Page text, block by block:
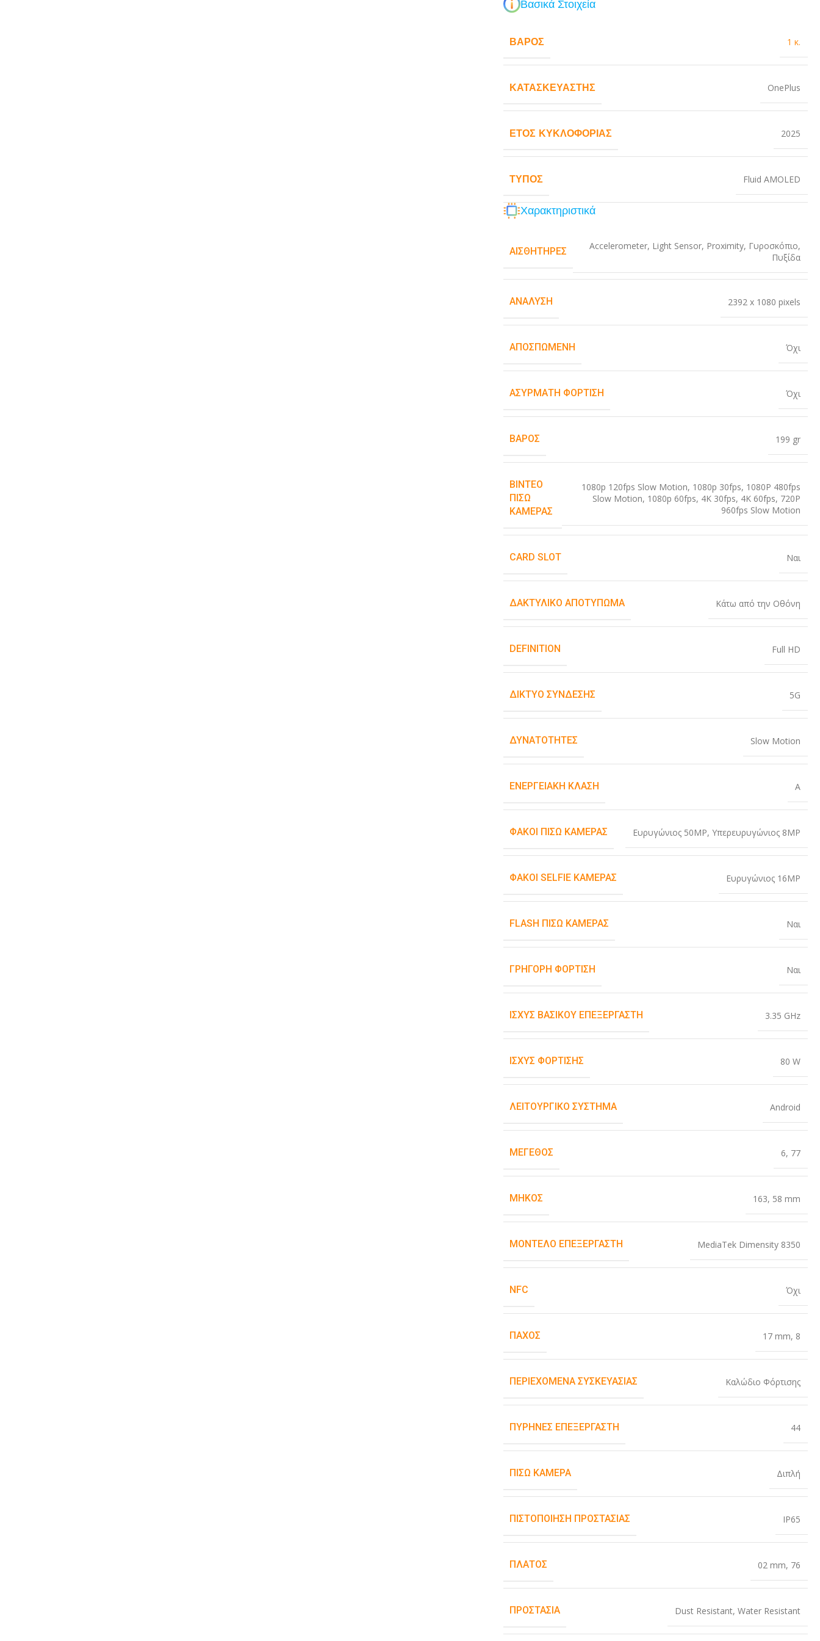
Βασικά Στοιχεία
ΒΆΡΟΣ 1 κ.
ΚΑΤΑΣΚΕΥΑΣΤΉΣ OnePlus
ΈΤΟΣ ΚΥΚΛΟΦΟΡΊΑΣ 2025
ΤΎΠΟΣ Fluid AMOLED
Χαρακτηριστικά
ΑΙΣΘΗΤΉΡΕΣ Accelerometer, Light Sensor, Proximity, Γυροσκόπιο,
Πυξίδα
ΑΝΆΛΥΣΗ 2392 x 1080 pixels
ΑΠΟΣΠΏΜΕΝΗ Όχι
ΑΣΎΡΜΑΤΗ ΦΌΡΤΙΣΗ Όχι
ΒΆΡΟΣ 199 gr
ΒΊΝΤΕΟ
ΠΊΣΩ
ΚΆΜΕΡΑΣ
1080p 120fps Slow Motion, 1080p 30fps, 1080P 480fps
Slow Motion, 1080p 60fps, 4K 30fps, 4K 60fps, 720P
960fps Slow Motion
CARD SLOT Ναι
ΔΑΚΤΥΛΙΚΌ ΑΠΟΤΎΠΩΜΑ Κάτω από την Οθόνη
DEFINITION Full HD
ΔΊΚΤΥΟ ΣΎΝΔΕΣΗΣ 5G
ΔΥΝΑΤΌΤΗΤΕΣ Slow Motion
ΕΝΕΡΓΕΙΑΚΉ ΚΛΆΣΗ A
ΦΑΚΟΊ ΠΊΣΩ ΚΆΜΕΡΑΣ Ευρυγώνιος 50MP, Υπερευρυγώνιος 8MP
ΦΑΚΟΊ SELFIE ΚΆΜΕΡΑΣ Ευρυγώνιος 16MP
FLASH ΠΊΣΩ ΚΆΜΕΡΑΣ Ναι
ΓΡΉΓΟΡΗ ΦΌΡΤΙΣΗ Ναι
ΙΣΧΎΣ ΒΑΣΙΚΟΎ ΕΠΕΞΕΡΓΑΣΤΉ 3.35 GHz
ΙΣΧΎΣ ΦΌΡΤΙΣΗΣ 80 W
ΛΕΙΤΟΥΡΓΙΚΌ ΣΎΣΤΗΜΑ Android
ΜΈΓΕΘΟΣ 6, 77
ΜΉΚΟΣ 163, 58 mm
ΜΟΝΤΈΛΟ ΕΠΕΞΕΡΓΑΣΤΉ MediaTek Dimensity 8350
NFC Όχι
ΠΆΧΟΣ 17 mm, 8
ΠΕΡΙΕΧΌΜΕΝΑ ΣΥΣΚΕΥΑΣΊΑΣ Καλώδιο Φόρτισης
ΠΥΡΉΝΕΣ ΕΠΕΞΕΡΓΑΣΤΉ 44
ΠΊΣΩ ΚΆΜΕΡΑ Διπλή
ΠΙΣΤΟΠΟΊΗΣΗ ΠΡΟΣΤΑΣΊΑΣ IP65
ΠΛΆΤΟΣ 02 mm, 76
ΠΡΟΣΤΑΣΊΑ Dust Resistant, Water Resistant